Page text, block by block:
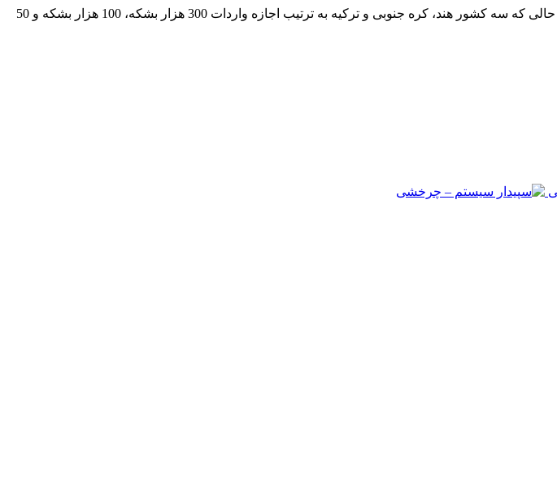
بر اساس این پیش‌بینی همچنین، احتمالا چین مجاز خواهد بود، 350 هزار بشکه نفت از ایران وارد کند. در حالی که سه کشور هند، کره جنوبی و ترکیه به ترتیب اجازه واردات 300 هزار بشکه، 100 هزار بشکه و 50